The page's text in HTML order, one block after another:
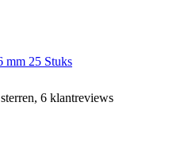
mm 25 Stuks
6 klantreviews